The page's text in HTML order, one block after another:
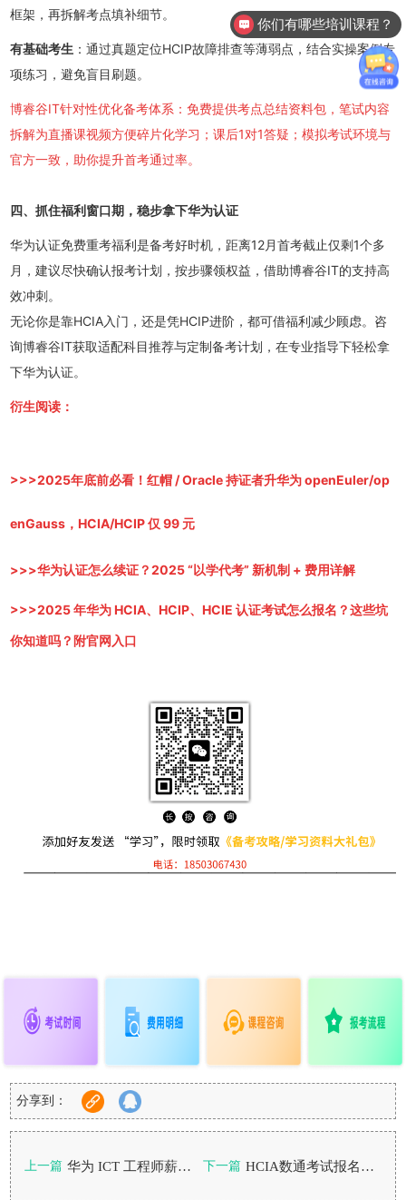
框架，再拆解考点填补细节。
有基础考生 ：通过真题定位HCIP故障排查等薄弱点，结合实操案例专
项练习，避免盲目刷题。
博睿谷IT针对性优化备考体系：免费提供考点总结资料包，笔试内容
拆解为直播课视频方便碎片化学习；课后1对1答疑；模拟考试环境与
官方一致，助你提升首考通过率。
四、抓住福利窗口期，稳步拿下华为认证
华为认证免费重考福利是备考好时机，距离12月首考截止仅剩1个多
月，建议尽快确认报考计划，按步骤领权益，借助博睿谷IT的支持高
效冲刺。
无论你是靠HCIA入门，还是凭HCIP进阶，都可借福利减少顾虑。咨
询博睿谷IT获取适配科目推荐与定制备考计划，在专业指导下轻松拿
下华为认证。
衍生阅读：
>>>2025年底前必看！红帽 / Oracle 持证者升华为 openEuler/op
enGauss，HCIA/HCIP 仅 99 元
>>>华为认证怎么续证？2025 “以学代考” 新机制 + 费用详解
>>>2025 年华为 HCIA、HCIP、HCIE 认证考试怎么报名？这些坑
你知道吗？附官网入口
分享到：
上一篇 华为 ICT 工程师薪资怎么样？零基础考哪个最划算？ 下一篇 HCIA数通考试报名入口以及备考方法
你们有哪些培训课程？